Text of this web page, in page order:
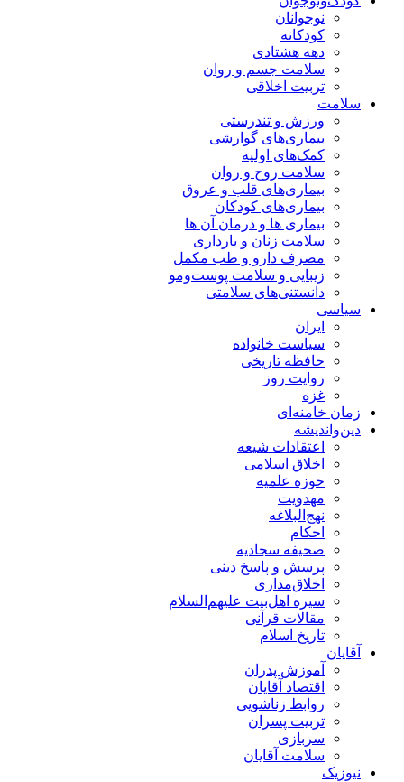
نوجوانان
کودکانه
دهه هشتادی
سلامت جسم و روان
تربیت اخلاقی
سلامت
ورزش و تندرستی
بیماری‌های گوارشی
کمک‌های اولیه
سلامت روح و روان
بیماری‌های قلب و عروق
بیماری‌های کودکان
بیماری ها و درمان آن ها
سلامت زنان و بارداری
مصرف دارو و طب مکمل
زیبایی و سلامت پوست‌ومو
دانستنی‌های سلامتی
سیاسی
ایران
سیاست خانواده
حافظه تاریخی
روایت روز
غزه
زمان خامنه‌ای
دین‌واندیشه
اعتقادات شیعه
اخلاق اسلامی
حوزه علمیه
مهدویت
نهج‌البلاغه
احکام
صحیفه سجادیه
پرسش و پاسخ دینی
اخلاق‌مداری
سیره اهل‌بیت علیهم‌السلام
مقالات قرآنی
تاریخ اسلام
آقایان
آموزش پدران
اقتصاد آقایان
روابط زناشویی
تربیت پسران
سربازی
سلامت آقایان
نیوزیک